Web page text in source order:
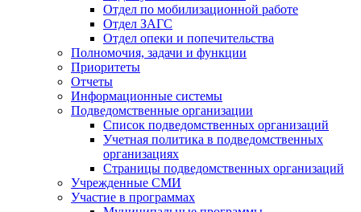
Отдел по мобилизационной работе
Отдел ЗАГС
Отдел опеки и попечительства
Полномочия, задачи и функции
Приоритеты
Отчеты
Информационные системы
Подведомственные организации
Список подведомственных организаций
Учетная политика в подведомственных
организациях
Страницы подведомственных организаций
Учрежденные СМИ
Участие в программах